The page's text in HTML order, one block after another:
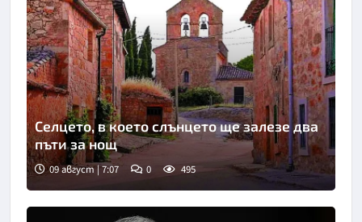
Селцето, в което слънцето ще залезе два
пъти за нощ
09 август | 7:07 0 495